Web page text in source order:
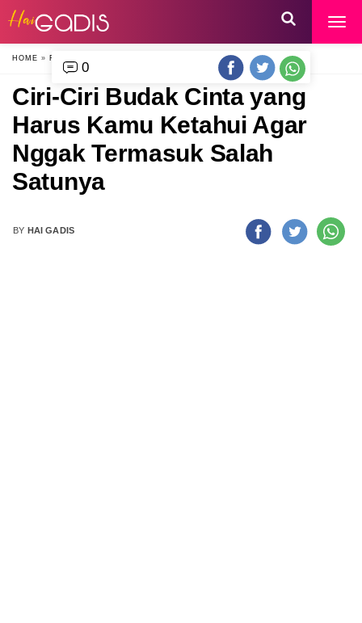
HOME » RELATIONSHIP
Ciri-Ciri Budak Cinta yang
Harus Kamu Ketahui Agar
Nggak Termasuk Salah
Satunya
BY HAI GADIS
0